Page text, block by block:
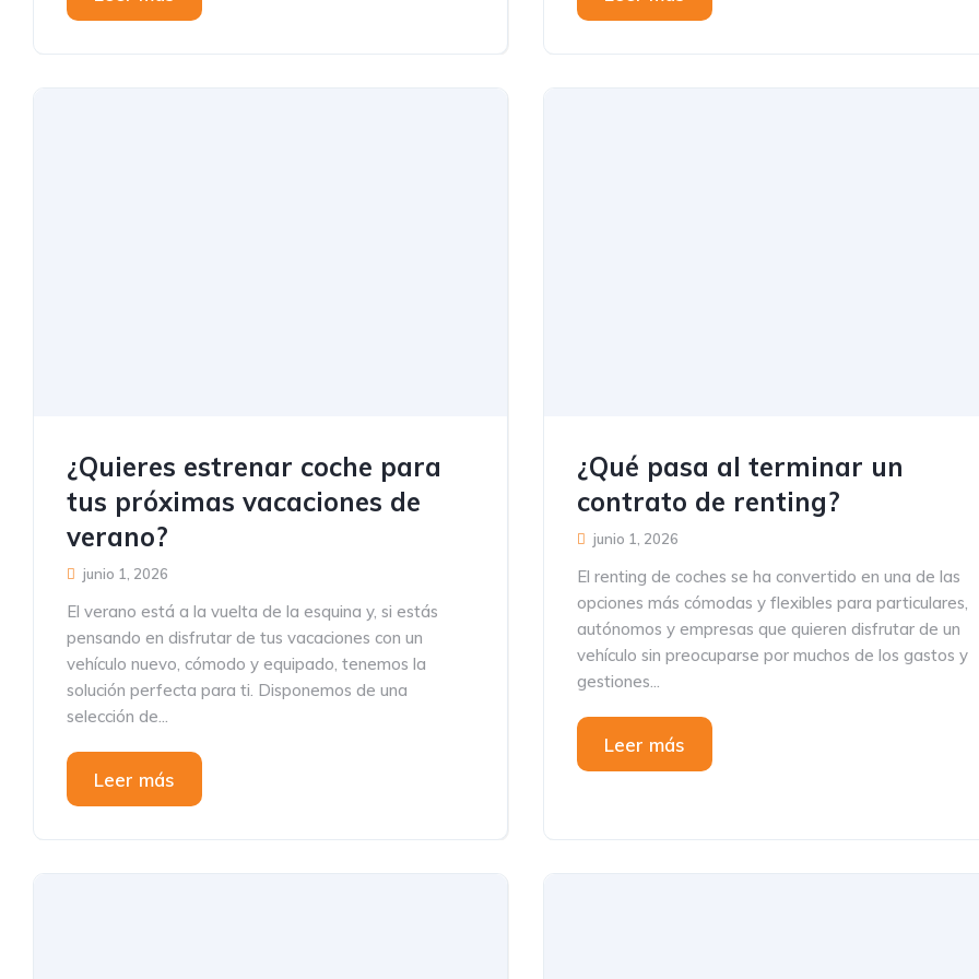
¿Quieres estrenar coche para
tus próximas vacaciones de
verano?
junio 1, 2026
El verano está a la vuelta de la esquina y, si estás
pensando en disfrutar de tus vacaciones con un
vehículo nuevo, cómodo y equipado, tenemos la
solución perfecta para ti. Disponemos de una
selección de...
Leer más
¿Qué pasa al terminar un
contrato de renting?
junio 1, 2026
El renting de coches se ha convertido en una de las
opciones más cómodas y flexibles para particulares,
autónomos y empresas que quieren disfrutar de un
vehículo sin preocuparse por muchos de los gastos y
gestiones...
Leer más